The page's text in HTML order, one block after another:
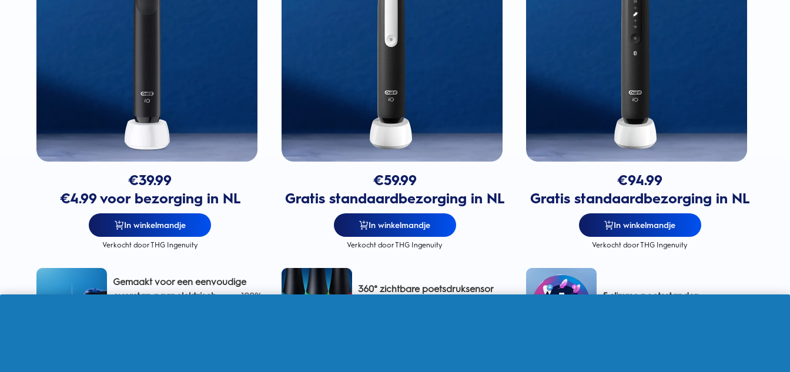
€39.99
€4.99 voor bezorging in NL
In winkelmandje
Verkocht door THG Ingenuity
€59.99
Gratis standaardbezorging in NL
In winkelmandje
Verkocht door THG Ingenuity
€94.99
Gratis standaardbezorging in NL
In winkelmandje
Verkocht door THG Ingenuity
Gemaakt voor een eenvoudige
overstap naar elektrischvoor 100%
360° zichtbare poetsdruksensor
5 slimme poetsstandenvoor een